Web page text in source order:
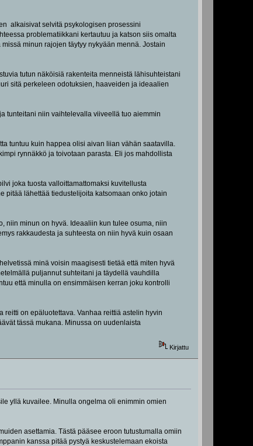
alkaisivat selvitä psykologisen prosessini
problematiikkani kertautuu ja katson siis omalta
minun rajojen täytyy nykyään mennä. Jostain
tutun näköisiä rakenteita menneistä lähisuhteistani
sitä perkeleen odotuksien, haaveiden ja ideaalien
tunteitani niin vaihtelevalla viiveellä tuo aiemmin
tuntuu kuin happea olisi aivan liian vähän saatavilla.
rynnäkkö ja toivotaan parasta. Eli jos mahdollista
joka tuosta valloittamattomaksi kuvitellusta
pitää lähettää tiedustelijoita katsomaan onko jotain
niin minun on hyvä. Ideaaliin kun tulee osuma, niin
rakkaudesta ja suhteesta on niin hyvä kuin osaan
minä voisin maagisesti tietää että miten hyvä
puljannut suhteitani ja täydellä vauhdilla
että minulla on ensimmäisen kerran joku kontrolli
on epäluotettava. Vanhaa reittiä astelin hyvin
tässä mukana. Minussa on uudenlaista
Kirjattu
yllä kuvailee. Minulla ongelma oli enimmin omien
asettamia. Tästä pääsee eroon tutustumalla omiin
kanssa pitää pystyä keskustelemaan ekoista